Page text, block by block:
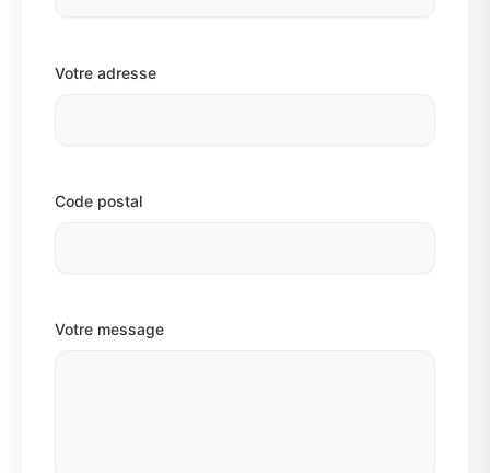
Votre adresse
Code postal
Votre message